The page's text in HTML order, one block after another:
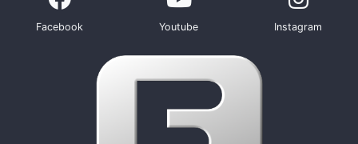
Facebook Youtube Instagram